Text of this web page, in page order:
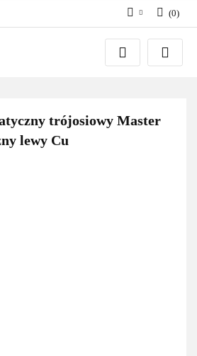
Zaloguj się
Zarejestruj się
(0)
trójosiowy Master
lewy Cu